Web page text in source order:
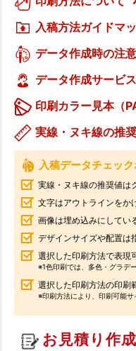
入稿方法ガイドマ
データ作成時の注
データ作成サービ
印刷カラー見本（
実線・ヌキ線の推
入稿データチェック
実線・ヌキ線の推奨値は
文字はアウトラインをか
画像は埋め込みにしてい
デザインサイズや配置は
選択した印刷方法で表現
※1色印刷では、多色・グラデ
選択した印刷方法の印刷
※印刷方法により、印刷可能サ
お見積り作